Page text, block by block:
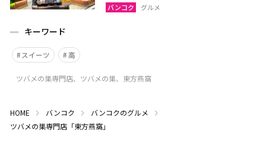
バンコク グルメ
キーワード
スイーツ 高
ツバメの巣専門店、ツバメの巣、東方燕窩
HOME バンコク
バンコクのグルメ
ツバメの巣専門店「東方燕窩」